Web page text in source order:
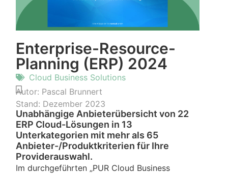
Enterprise-Resource-
Planning (ERP) 2024
Cloud Business Solutions
Autor: Pascal Brunnert
Stand: Dezember 2023
Unabhängige Anbieterübersicht von 22
ERP Cloud-Lösungen in 13
Unterkategorien mit mehr als 65
Anbieter-/Produktkriterien für Ihre
Providerauswahl.
Im durchgeführten „PUR Cloud Business